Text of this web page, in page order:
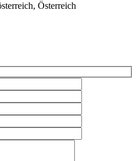
Österreich